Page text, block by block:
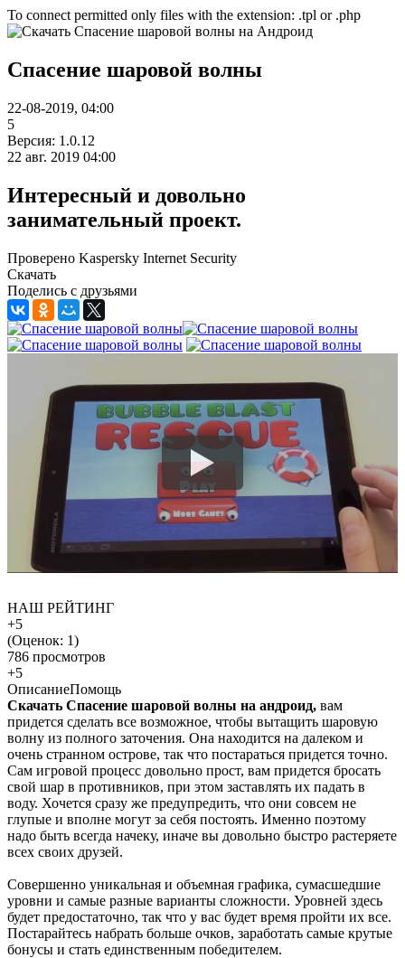
To connect permitted only files with the extension: .tpl or .php
Спасение шаровой волны
22-08-2019, 04:00
5
Версия: 1.0.12
22 авг. 2019 04:00
Интересный и довольно
занимательный проект.
Проверено Kaspersky Internet Security
Скачать
Поделись с друзьями
НАШ РЕЙТИНГ
+5
(Оценок: 1)
786 просмотров
+5
ОписаниеПомощь
Скачать Спасение шаровой волны на андроид, вам
придется сделать все возможное, чтобы вытащить шаровую
волну из полного заточения. Она находится на далеком и
очень странном острове, так что постараться придется точно.
Сам игровой процесс довольно прост, вам придется бросать
свой шар в противников, при этом заставлять их падать в
воду. Хочется сразу же предупредить, что они совсем не
глупые и вполне могут за себя постоять. Именно поэтому
надо быть всегда начеку, иначе вы довольно быстро растеряете
всех своих друзей.
Совершенно уникальная и объемная графика, сумасшедшие
уровни и самые разные варианты сложности. Уровней здесь
будет предостаточно, так что у вас будет время пройти их все.
Постарайтесь набрать больше очков, заработать самые крутые
бонусы и стать единственным победителем.